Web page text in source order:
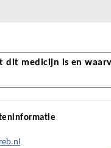
dit medicijn is en